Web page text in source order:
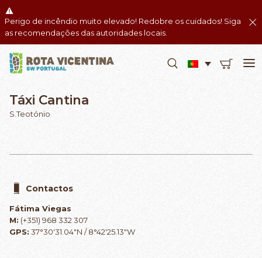
Perigo de incêndio muito elevado! Redobre os cuidados! Siga
as recomendações das autoridades locais.
Táxi Cantina
S.Teotónio
Contactos
Fátima Viegas
M: (+351) 968 332 307
GPS: 37°30'31.04"N / 8°42'25.13"W